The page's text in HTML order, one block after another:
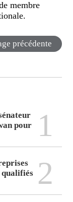
membre
précédente
pour
1
qualifiés 2